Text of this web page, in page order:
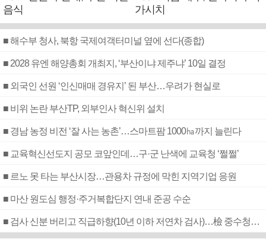
음식
가시치
■ 해수부 청사, 북항 국제여객터미널 옆에 선다(종합)
■ 2028 유엔 해양총회 개최지, ‘부산이냐 제주냐’ 10일 결정
■ 외국인 선원 ‘인신매매 경유지’ 된 부산…우려가 현실로
■ 비위 논란 부산TP, 외부인사 혁신위 설치
■ 경남 농정 비전 ‘잘 사는 농촌’…스마트팜 1000㏊까지 늘린다
■ 교육혁신선도지 공모 코앞인데…구·군 난색에 교육청 ‘쩔쩔’
■ 르노 못 타는 부산시장…관용차 규정에 막힌 지역기업 응원
■ 마산 원도심 행정·주거복합단지 연내 준공 수순
■ 검사 신분 버리고 직급하향(10년 이하 저연차 검사)…檢 중수청행 기피